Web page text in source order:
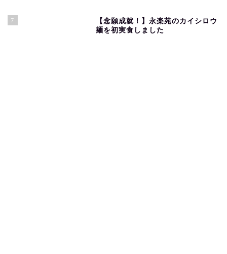
7
【念願成就！】永楽苑のカイシロウ
麺を初実食しました